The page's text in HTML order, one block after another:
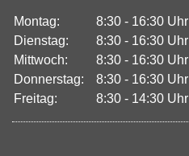
Montag:
8:30 - 16:30 Uhr
Dienstag:
8:30 - 16:30 Uhr
Mittwoch:
8:30 - 16:30 Uhr
Donnerstag:
8:30 - 16:30 Uhr
Freitag:
8:30 - 14:30 Uhr